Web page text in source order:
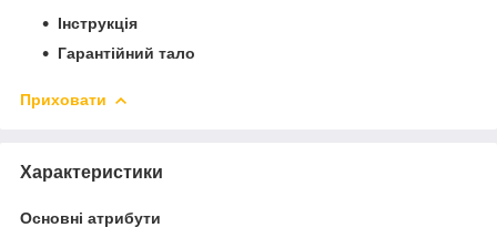
Інструкція
Гарантійний тало
Приховати
Характеристики
Основні атрибути